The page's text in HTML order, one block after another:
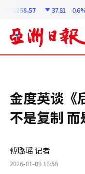
6258.57 37.81 -0.6%
金度英谈《
不是复制
傅璐瑶 记者
2026-01-09 16:58